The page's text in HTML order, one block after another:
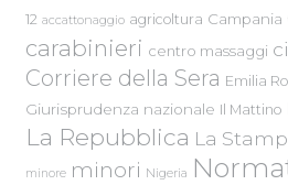
12 accattonaggio agricoltura Campania
carabinieri centro massaggi
Corriere della Sera Emilia
Giurisprudenza nazionale Il Mattino
La Repubblica La
minore minori Nigeria